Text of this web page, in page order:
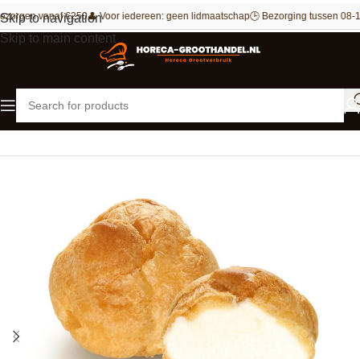
Skip to navigation
Skip to main content
vanaf €250👤 Voor iedereen: geen lidmaatschap🕒 Bezorging tussen 08-
Home Patisserie Slagroomsoesjes